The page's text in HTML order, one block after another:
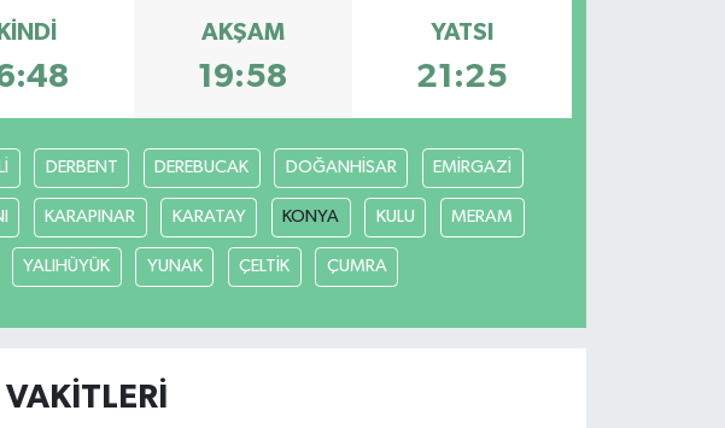
İKINDI AKŞAM
19:58
YATSI
21:25
DERBENT DEREBUCAK DOĞANHİSAR EMİRGAZİ
KARAPINAR KARATAY KONYA KULU MERAM
YALIHÜYÜK YUNAK ÇELTİK ÇUMRA